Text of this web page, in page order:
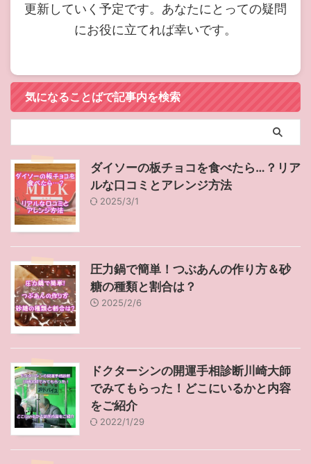
更新していく予定です。あなたにとっての疑問
にお役に立てれば幸いです。
気になることばで記事内を検索
ダイソーの板チョコを食べたら…？リア
ルな口コミとアレンジ方法
2025/3/1
圧力鍋で簡単！つぶあんの作り方＆砂
糖の種類と割合は？
2025/2/6
ドクターシンの開運手相診断川崎大師
でみてもらった！どこにいるかと内容
をご紹介
2022/1/29